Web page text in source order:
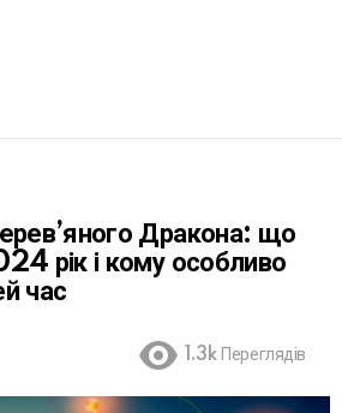
Дракона: що
рік і кому особливо
час
1.3k Переглядів